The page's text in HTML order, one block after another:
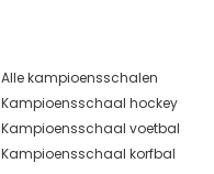
Alle kampioensschalen
Kampioensschaal hockey
Kampioensschaal voetbal
Kampioensschaal korfbal